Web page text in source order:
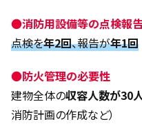
●消防用設備等の点検報
点検を年2回、報告が年1回
●防火管理の必要性
建物全体の収容人数が30
消防計画の作成など）